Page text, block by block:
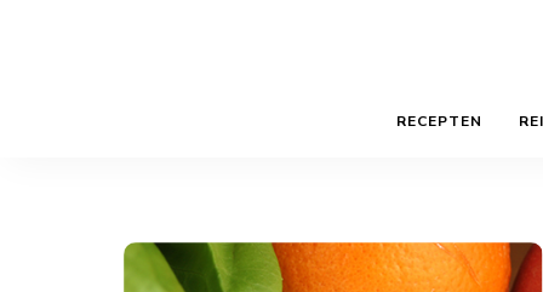
RECEPTEN